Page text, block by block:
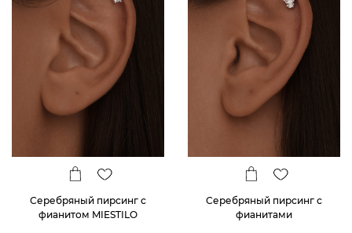
Серебряный пирсинг с
фианитом MIESTILO
Серебряный пирсинг с
фианитами